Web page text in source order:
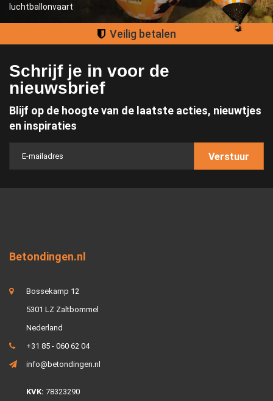
luchtballonvaart
Groot assortiment
Schrijf je in voor de
nieuwsbrief
Blijf op de hoogte van de laatste acties, nieuwtjes
en inspiraties
Verstuur
Betondingen.nl
Bossekamp 12
5301 LZ Zaltbommel
Nederland
+31 85 - 060 62 04
info@betondingen.nl
KVK: 78323290